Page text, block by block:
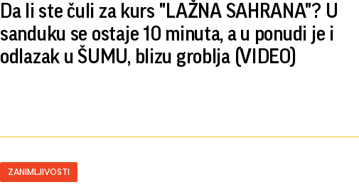
Da li ste čuli za kurs "LAŽNA SAHRANA"? U
sanduku se ostaje 10 minuta, a u ponudi je i
odlazak u ŠUMU, blizu groblja (VIDEO)
ZANIMLJIVOSTI